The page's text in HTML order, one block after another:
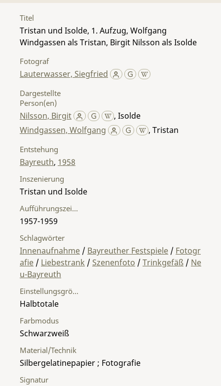
Titel
Tristan und Isolde, 1. Aufzug, Wolfgang
Windgassen als Tristan, Birgit Nilsson als Isolde
Fotograf
Lauterwasser, Siegfried
Dargestellte
Person(en)
Nilsson, Birgit , Isolde
Windgassen, Wolfgang
, Tristan
Entstehung
Bayreuth, 1958
Material/Technik
Silbergelatinepapier ; Fotografie
Einstellungsgröße
Halbtotale
Farbmodus
Schwarzweiß
Inszenierung
Tristan und Isolde
Aufführungszeitraum
1957-1959
Signatur
Schlagwörter
Innenaufnahme / Bayreuther Festspiele / Fotogr
afie / Liebestrank / Szenenfoto / Trinkgefäß / Ne
u-Bayreuth